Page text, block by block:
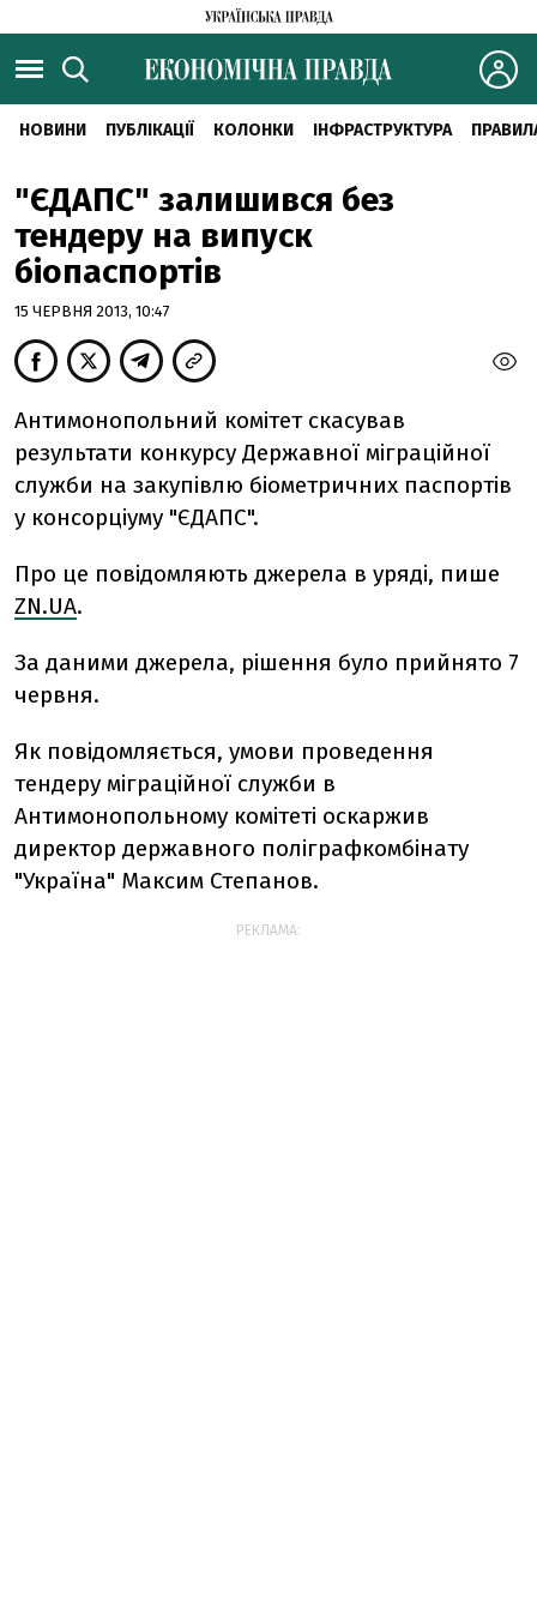
НОВИНИ ПУБЛІКАЦІЇ КОЛОНКИ ІНФРАСТРУКТУРА
"ЄДАПС" залишився без
тендеру на випуск
біопаспортів
15 ЧЕРВНЯ 2013, 10:47
Антимонопольний комітет скасував
результати конкурсу Державної міграційної
служби на закупівлю біометричних паспортів
у консорціуму "ЄДАПС".
Про це повідомляють джерела в уряді, пише
ZN.UA.
За даними джерела, рішення було прийнято 7
червня.
Як повідомляється, умови проведення
тендеру міграційної служби в
Антимонопольному комітеті оскаржив
директор державного поліграфкомбінату
"Україна" Максим Степанов.
РЕКЛАМА: